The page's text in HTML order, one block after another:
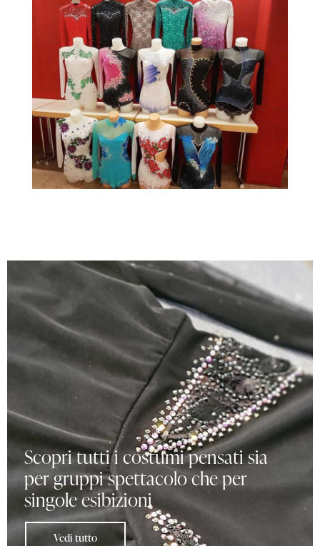
Scopri tutti i costumi pensati sia
per gruppi spettacolo che per
singole esibizioni
Vedi tutto